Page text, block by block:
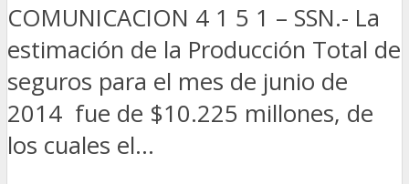
COMUNICACION 4 1 5 1 – SSN.- La
estimación de la Producción Total de
seguros para el mes de junio de
2014 fue de $10.225 millones, de
los cuales el...